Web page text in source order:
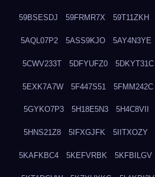
59BSESDJ 59FRMR7X 59T11ZKH
5AQL07P2 5ASS9KJO 5AY4N3YE
5CWV233T 5DFYUFZ0 5DKYT31C
5EXK7A7W 5F447S51 5FMM242C
5GYKO7P3 5H18E5N3 5H4C8VII
5HNS21Z8 5IFXGJFK 5IITXOZY
5KAFKBC4 5KEFVRBK 5KFBILGV